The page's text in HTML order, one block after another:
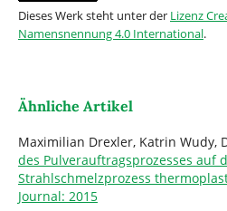
Dieses Werk steht unter der Lizenz
Namensnennung 4.0 International.
Ähnliche Artikel
Maximilian Drexler, Katrin Wudy,
des Pulverauftragsprozesses auf
Strahlschmelzprozess
Journal: 2015